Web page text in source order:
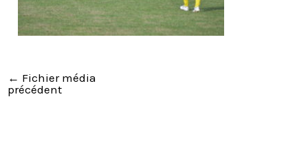
← Fichier média
précédent